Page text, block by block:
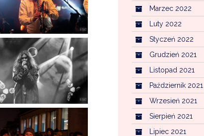
Marzec 2022
Luty 2022
Styczeń 2022
Grudzień 2021
Listopad 2021
Październik 2021
Wrzesień 2021
Sierpień 2021
Lipiec 2021